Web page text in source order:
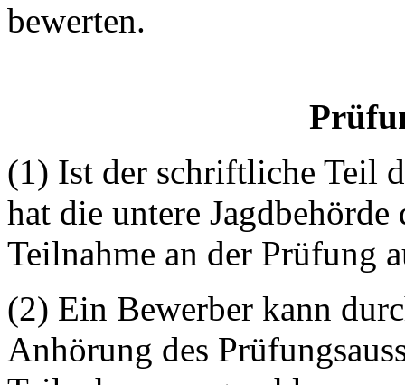
bewerten.
(1) Ist der schriftliche Teil
hat die untere
Teilnahme an der Prüfung
(2) Ein Bewerber kann
Anhörung des